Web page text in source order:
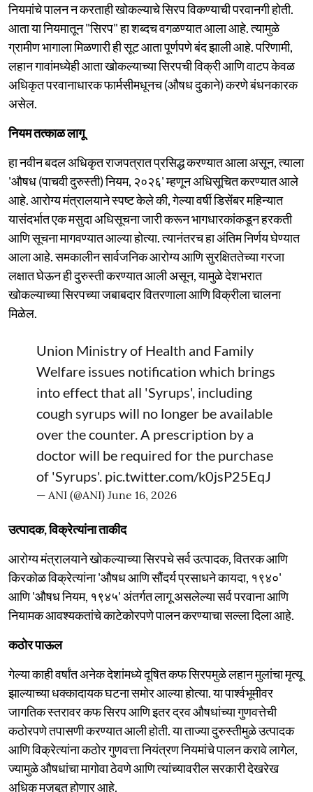
नियमांचे पालन न करताही खोकल्याचे सिरप विकण्याची परवानगी होती.
आता या नियमातून "सिरप" हा शब्दच वगळण्यात आला आहे. त्यामुळे
ग्रामीण भागाला मिळणारी ही सूट आता पूर्णपणे बंद झाली आहे. परिणामी,
लहान गावांमध्येही आता खोकल्याच्या सिरपची विक्री आणि वाटप केवळ
अधिकृत परवानाधारक फार्मसीमधूनच (औषध दुकाने) करणे बंधनकारक
असेल.
नियम तत्काळ लागू
हा नवीन बदल अधिकृत राजपत्रात प्रसिद्ध करण्यात आला असून, त्याला
'औषध (पाचवी दुरुस्ती) नियम, २०२६' म्हणून अधिसूचित करण्यात आले
आहे. आरोग्य मंत्रालयाने स्पष्ट केले की, गेल्या वर्षी डिसेंबर महिन्यात
यासंदर्भात एक मसुदा अधिसूचना जारी करून भागधारकांकडून हरकती
आणि सूचना मागवण्यात आल्या होत्या. त्यानंतरच हा अंतिम निर्णय घेण्यात
आला आहे. समकालीन सार्वजनिक आरोग्य आणि सुरक्षिततेच्या गरजा
लक्षात घेऊन ही दुरुस्ती करण्यात आली असून, यामुळे देशभरात
खोकल्याच्या सिरपच्या जबाबदार वितरणाला आणि विक्रीला चालना
मिळेल.
Union Ministry of Health and Family
Welfare issues notification which brings
into effect that all 'Syrups', including
cough syrups will no longer be available
over the counter. A prescription by a
doctor will be required for the purchase
of 'Syrups'. pic.twitter.com/k0jsP25EqJ
— ANI (@ANI) June 16, 2026
उत्पादक, विक्रेत्यांना ताकीद
आरोग्य मंत्रालयाने खोकल्याच्या सिरपचे सर्व उत्पादक, वितरक आणि
किरकोळ विक्रेत्यांना 'औषध आणि सौंदर्य प्रसाधने कायदा, १९४०'
आणि 'औषध नियम, १९४५' अंतर्गत लागू असलेल्या सर्व परवाना आणि
नियामक आवश्यकतांचे काटेकोरपणे पालन करण्याचा सल्ला दिला आहे.
कठोर पाऊल
गेल्या काही वर्षांत अनेक देशांमध्ये दूषित कफ सिरपमुळे लहान मुलांचा मृत्यू
झाल्याच्या धक्कादायक घटना समोर आल्या होत्या. या पार्श्वभूमीवर
जागतिक स्तरावर कफ सिरप आणि इतर द्रव औषधांच्या गुणवत्तेची
कठोरपणे तपासणी करण्यात आली होती. या ताज्या दुरुस्तीमुळे उत्पादक
आणि विक्रेत्यांना कठोर गुणवत्ता नियंत्रण नियमांचे पालन करावे लागेल,
ज्यामुळे औषधांचा मागोवा ठेवणे आणि त्यांच्यावरील सरकारी देखरेख
अधिक मजबूत होणार आहे.